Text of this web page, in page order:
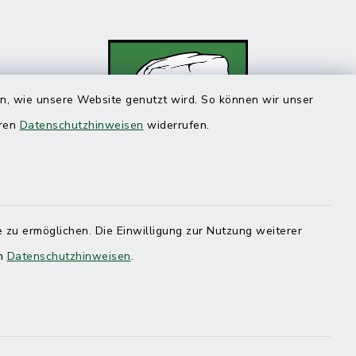
wie unsere Website genutzt wird. So können wir unser
Datenschutzhinweisen widerrufen.
ermöglichen. Die Einwilligung zur Nutzung weiterer
Datenschutzhinweisen.